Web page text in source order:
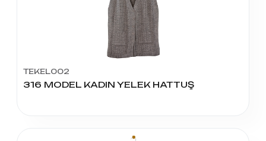
TEKEL002
316 MODEL KADIN YELEK HATTUŞ